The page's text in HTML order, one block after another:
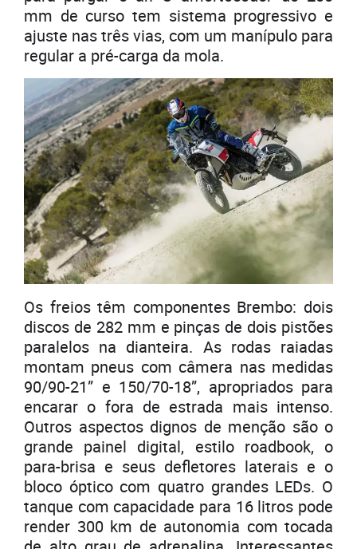
mm de curso tem sistema progressivo e
ajuste nas três vias, com um manípulo para
regular a pré-carga da mola.
Os freios têm componentes Brembo: dois
discos de 282 mm e pinças de dois pistões
paralelos na dianteira. As rodas raiadas
montam pneus com câmera nas medidas
90/90-21” e 150/70-18”, apropriados para
encarar o fora de estrada mais intenso.
Outros aspectos dignos de menção são o
grande painel digital, estilo roadbook, o
para-brisa e seus defletores laterais e o
bloco óptico com quatro grandes LEDs. O
tanque com capacidade para 16 litros pode
render 300 km de autonomia com tocada